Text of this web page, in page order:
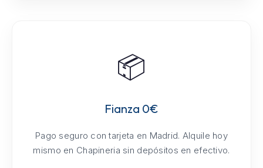
📦
Fianza 0€
Pago seguro con tarjeta en Madrid. Alquile hoy
mismo en Chapineria sin depósitos en efectivo.